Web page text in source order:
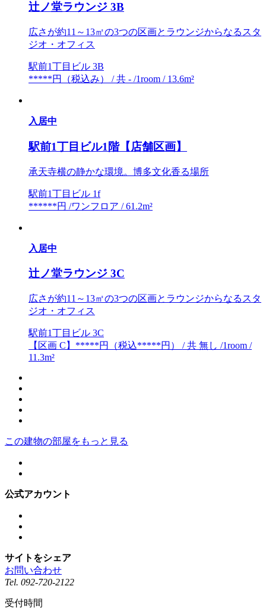
辻ノ堂ラウンジ 3B
広さが約11～13㎡の3つの区画とラウンジからなるスタ
ジオ・オフィス
駅前1丁目ビル 3B
*****円（税込み） / 共 - /1room / 13.6m²
入居中
駅前1丁目ビル1階【店舗区画】
承天寺横の静かな環境。博多文化香る場所
駅前1丁目ビル 1f
******円 /ワンフロア / 61.2m²
入居中
辻ノ堂ラウンジ 3C
広さが約11～13㎡の3つの区画とラウンジからなるスタ
ジオ・オフィス
駅前1丁目ビル 3C
【区画 C】*****円（税込*****円） / 共 無し /1room /
11.3m²
この建物の部屋をもっと見る
公式アカウント
サイトをシェア
お問い合わせ
Tel. 092-720-2122
受付時間